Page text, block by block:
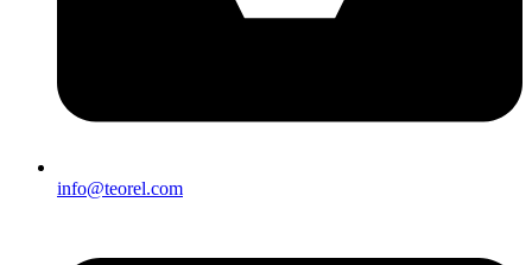
info@teorel.com